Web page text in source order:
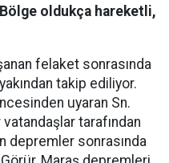
oldukça hareketli,
felaket sonrasında
takip ediliyor.
uyaran Sn.
tarafından
depremler sonrasında